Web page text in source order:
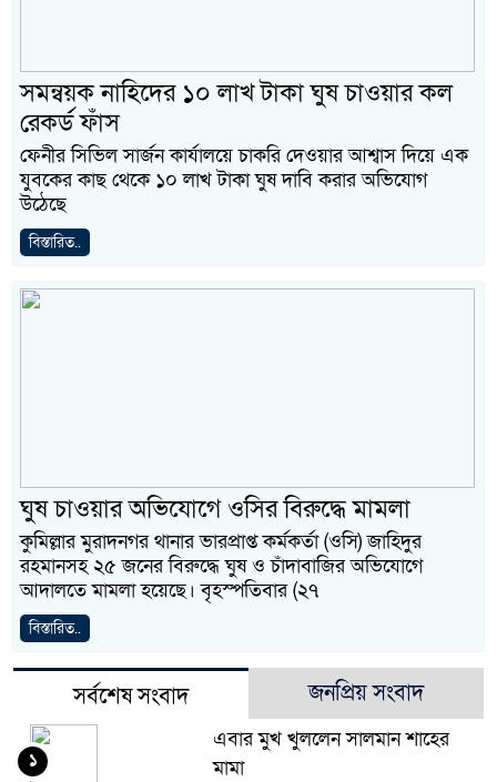
সমন্বয়ক নাহিদের ১০ লাখ টাকা ঘুষ চাওয়ার কল
রেকর্ড ফাঁস
ফেনীর সিভিল সার্জন কার্যালয়ে চাকরি দেওয়ার আশ্বাস দিয়ে এক
যুবকের কাছ থেকে ১০ লাখ টাকা ঘুষ দাবি করার অভিযোগ
উঠেছে
বিস্তারিত..
ঘুষ চাওয়ার অভিযোগে ওসির বিরুদ্ধে মামলা
কুমিল্লার মুরাদনগর থানার ভারপ্রাপ্ত কর্মকর্তা (ওসি) জাহিদুর
রহমানসহ ২৫ জনের বিরুদ্ধে ঘুষ ও চাঁদাবাজির অভিযোগে
আদালতে মামলা হয়েছে। বৃহস্পতিবার (২৭
বিস্তারিত..
সর্বশেষ সংবাদ জনপ্রিয় সংবাদ
এবার মুখ খুললেন সালমান শাহের
মামা
১